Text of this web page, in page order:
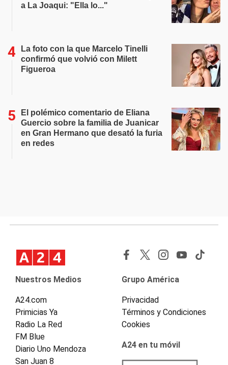
a La Joaqui: "Ella lo..."
La foto con la que Marcelo Tinelli
confirmó que volvió con Milett
Figueroa
El polémico comentario de Eliana
Guercio sobre la familia de Juanicar
en Gran Hermano que desató la furia
en redes
Nuestros Medios
A24.com
Primicias Ya
Radio La Red
FM Blue
Diario Uno Mendoza
San Juan 8
Grupo América
Privacidad
Términos y Condiciones
Cookies
A24 en tu móvil